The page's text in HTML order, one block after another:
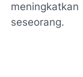
seseorang.